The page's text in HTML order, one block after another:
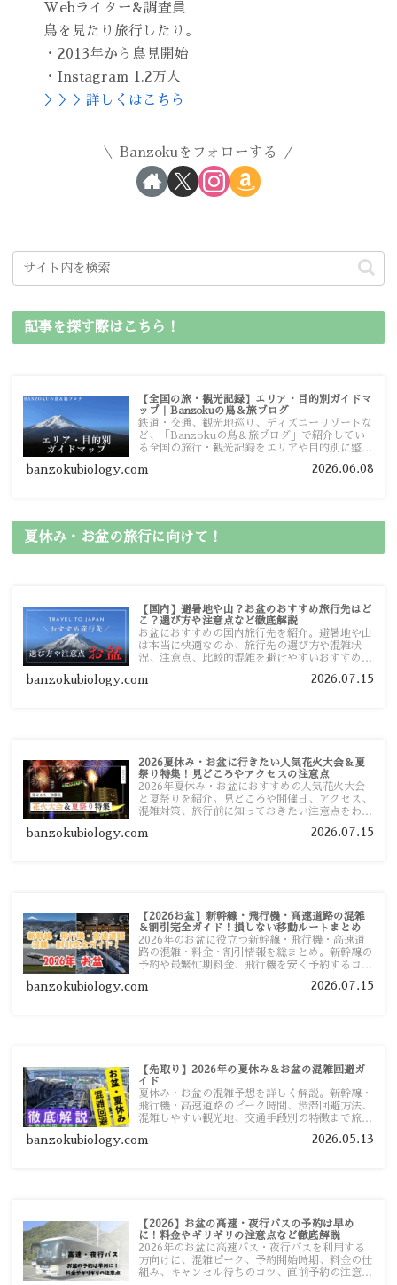
Webライター&調査員
鳥を見たり旅行したり。
・2013年から鳥見開始
・Instagram 1.2万人
＞＞＞詳しくはこちら
Banzokuをフォローする
記事を探す際はこちら！
【全国の旅・観光記録】エリア・目的別ガイドマ
ップ｜Banzokuの鳥＆旅ブログ
鉄道・交通、観光地巡り、ディズニーリゾートな
ど、「Banzokuの鳥＆旅ブログ」で紹介してい
る全国の旅行・観光記録をエリアや目的別に整理
ガイドマップからスムーズに見つけていただけま
banzokubiology.com 2026.06.08
夏休み・お盆の旅行に向けて！
【国内】避暑地や山？お盆のおすすめ旅行先はど
こ？選び方や注意点など徹底解説
お盆におすすめの国内旅行先を紹介。避暑地や山
は本当に快適なのか、旅行先の選び方や混雑状
況、注意点、比較的混雑を避けやすいおすすめス
す。
banzokubiology.com 2026.07.15
2026夏休み・お盆に行きたい人気花火大会＆夏
祭り特集！見どころやアクセスの注意点
2026年夏休み・お盆におすすめの人気花火大会
と夏祭りを紹介。見どころや開催日、アクセス、
混雑対策、旅行前に知っておきたい注意点をわか
banzokubiology.com 2026.07.15
【2026お盆】新幹線・飛行機・高速道路の混雑
＆割引完全ガイド！損しない移動ルートまとめ
2026年のお盆に役立つ新幹線・飛行機・高速道
路の混雑・料金・割引情報を総まとめ。新幹線の
予約や最繁忙期料金、飛行機を安く予約するコ
い移動方法を分かりやすく解説します。
banzokubiology.com 2026.07.15
【先取り】2026年の夏休み＆お盆の混雑回避ガ
イド
夏休み・お盆の混雑予想を詳しく解説。新幹線・
飛行機・高速道路のピーク時間、渋滞回避方法、
混雑しやすい観光地、交通手段別の特徴まで旅行
banzokubiology.com 2026.05.13
【2026】お盆の高速・夜行バスの予約は早め
に！料金やギリギリの注意点など徹底解説
2026年のお盆に高速バス・夜行バスを利用する
方向けに、混雑ピーク、予約開始時期、料金の仕
組み、キャンセル待ちのコツ、直前予約の注意点